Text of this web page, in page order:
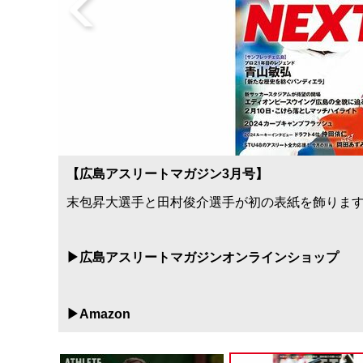
【広島アスリートマガジン3月号】
末包昇大選手と田村俊介選手が初の表紙を飾りま
▶︎広島アスリートマガジンオンラインショップ
▶︎Amazon